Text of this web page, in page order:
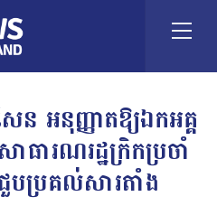
អនុញ្ញាតឱ្យឯកអគ្គ
ាធារណរដ្ឋក្រិកប្រចាំ
ប្រគល់សារតាំង